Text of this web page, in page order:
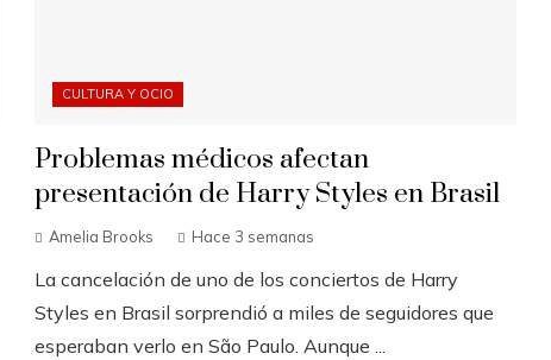
CULTURA Y OCIO
Problemas médicos afectan
presentación de Harry Styles en Brasil
Amelia Brooks Hace 3 semanas
La cancelación de uno de los conciertos de Harry
Styles en Brasil sorprendió a miles de seguidores que
esperaban verlo en São Paulo. Aunque ...